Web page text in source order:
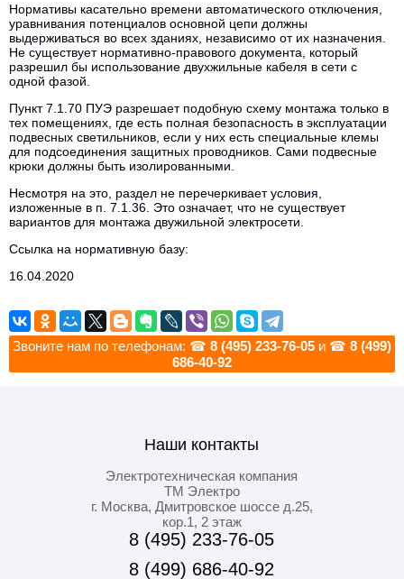
Нормативы касательно времени автоматического отключения,
уравнивания потенциалов основной цепи должны
выдерживаться во всех зданиях, независимо от их назначения.
Не существует нормативно-правового документа, который
разрешил бы использование двухжильные кабеля в сети с
одной фазой.
Пункт 7.1.70 ПУЭ разрешает подобную схему монтажа только в
тех помещениях, где есть полная безопасность в эксплуатации
подвесных светильников, если у них есть специальные клемы
для подсоединения защитных проводников. Сами подвесные
крюки должны быть изолированными.
Несмотря на это, раздел не перечеркивает условия,
изложенные в п. 7.1.36. Это означает, что не существует
вариантов для монтажа двужильной электросети.
Ссылка на нормативную базу:
16.04.2020
Звоните нам по телефонам: ☎ 8 (495) 233-76-05 и ☎ 8 (499)
686-40-92
Наши контакты
Электротехническая компания
ТМ Электро
г. Москва, Дмитровское шоссе д.25,
кор.1, 2 этаж
8 (495) 233-76-05
8 (499) 686-40-92